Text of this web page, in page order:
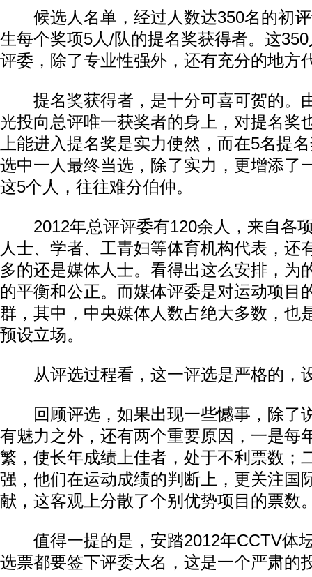
候选人名单，经过人数达350名的初评
生每个奖项5人/队的提名奖获得者。这
评委，除了专业性强外，还有充分的地方
提名奖获得者，是十分可喜可贺的。
光投向总评唯一获奖者的身上，对提名奖
上能进入提名奖是实力使然，而在5名提
选中一人最终当选，除了实力，更增添了
这5个人，往往难分伯仲。
2012年总评评委有120余人，来自各
人士、学者、工青妇等体育机构代表，还
多的还是媒体人士。看得出这么安排，为
的平衡和公正。而媒体评委是对运动项目
群，其中，中央媒体人数占绝大多数，也
预设立场。
从评选过程看，这一评选是严格的，
回顾评选，如果出现一些憾事，除了
有魅力之外，还有两个重要原因，一是每
繁，使长年成绩上佳者，处于不利票数；
强，他们在运动成绩的判断上，更关注国
献，这客观上分散了个别优势项目的票数
值得一提的是，安踏2012年CCTV体
选票都要签下评委大名，这是一个严肃的